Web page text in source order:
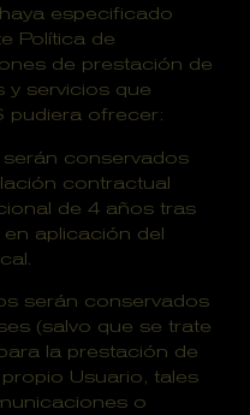
especificado
Política de
de prestación de
y servicios que
pudiera ofrecer:
conservados
contractual
de 4 años tras
aplicación del
serán conservados
(salvo que se trate
la prestación de
Usuario, tales
o